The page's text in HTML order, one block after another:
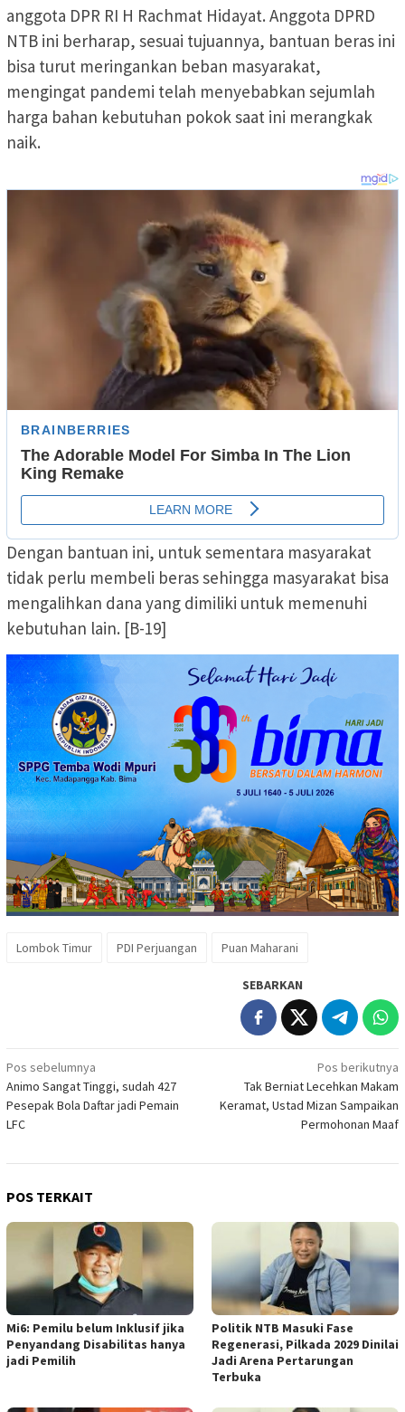
anggota DPR RI H Rachmat Hidayat. Anggota DPRD
NTB ini berharap, sesuai tujuannya, bantuan beras ini
bisa turut meringankan beban masyarakat,
mengingat pandemi telah menyebabkan sejumlah
harga bahan kebutuhan pokok saat ini merangkak
naik.
Dengan bantuan ini, untuk sementara masyarakat
tidak perlu membeli beras sehingga masyarakat bisa
mengalihkan dana yang dimiliki untuk memenuhi
kebutuhan lain. [B-19]
Lombok Timur PDI Perjuangan Puan Maharani
SEBARKAN
Navigasi
pos
Pos sebelumnya
Animo Sangat Tinggi, sudah 427
Pesepak Bola Daftar jadi Pemain
LFC
Pos berikutnya
Tak Berniat Lecehkan Makam
Keramat, Ustad Mizan Sampaikan
Permohonan Maaf
POS TERKAIT
Mi6: Pemilu belum Inklusif jika
Penyandang Disabilitas hanya
jadi Pemilih
Politik NTB Masuki Fase
Regenerasi, Pilkada 2029 Dinilai
Jadi Arena Pertarungan
Terbuka